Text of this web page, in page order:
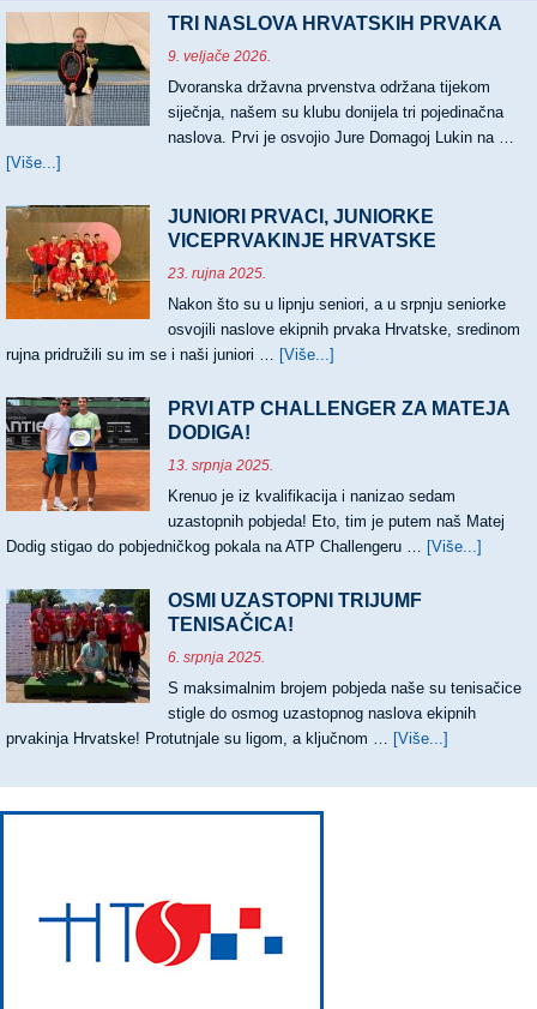
TRI NASLOVA HRVATSKIH PRVAKA
9. veljače 2026.
Dvoranska državna prvenstva održana tijekom
siječnja, našem su klubu donijela tri pojedinačna
naslova. Prvi je osvojio Jure Domagoj Lukin na …
[Više...]
NASLOVA
HRVATSKIH
PRVAKA
JUNIORI PRVACI, JUNIORKE
VICEPRVAKINJE HRVATSKE
23. rujna 2025.
Nakon što su u lipnju seniori, a u srpnju seniorke
osvojili naslove ekipnih prvaka Hrvatske, sredinom
rujna pridružili su im se i naši juniori … [Više...]
PRVACI,
PRVI ATP CHALLENGER ZA MATEJA
DODIGA!
13. srpnja 2025.
Krenuo je iz kvalifikacija i nanizao sedam
uzastopnih pobjeda! Eto, tim je putem naš Matej
Dodig stigao do pobjedničkog pokala na ATP Challengeru … [Više...]
OSMI UZASTOPNI TRIJUMF
TENISAČICA!
6. srpnja 2025.
S maksimalnim brojem pobjeda naše su tenisačice
stigle do osmog uzastopnog naslova ekipnih
prvakinja Hrvatske! Protutnjale su ligom, a ključnom … [Više...]
UZASTOPNI